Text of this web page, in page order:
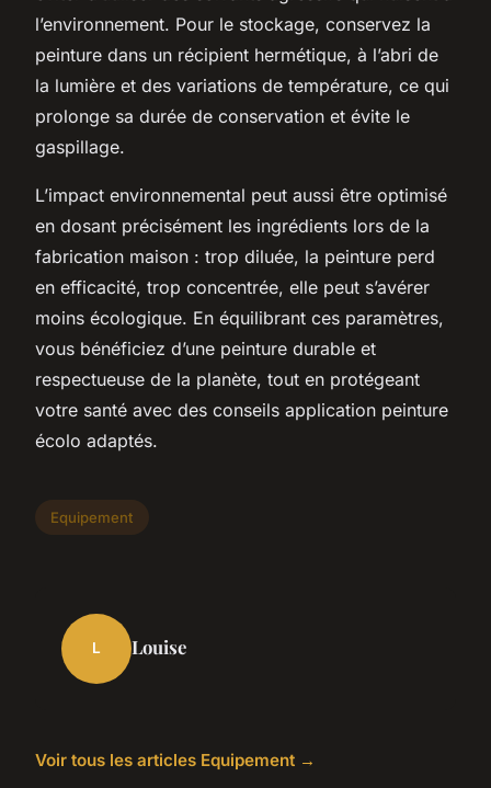
l’environnement. Pour le stockage, conservez la
peinture dans un récipient hermétique, à l’abri de
la lumière et des variations de température, ce qui
prolonge sa durée de conservation et évite le
gaspillage.
L’impact environnemental peut aussi être optimisé
en dosant précisément les ingrédients lors de la
fabrication maison : trop diluée, la peinture perd
en efficacité, trop concentrée, elle peut s’avérer
moins écologique. En équilibrant ces paramètres,
vous bénéficiez d’une peinture durable et
respectueuse de la planète, tout en protégeant
votre santé avec des conseils application peinture
écolo adaptés.
Equipement
L Louise
Voir tous les articles Equipement →